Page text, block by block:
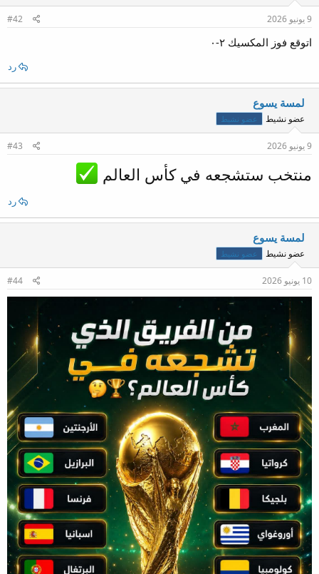
9 يونيو 2026 #42
اتوقع فوز المكسيك ٢-٠
رد
لمسة يسوع
عضو نشيط عضو نشيط
9 يونيو 2026 #43
منتخب ستشجعه في كأس العالم
رد
لمسة يسوع
عضو نشيط عضو نشيط
10 يونيو 2026 #44